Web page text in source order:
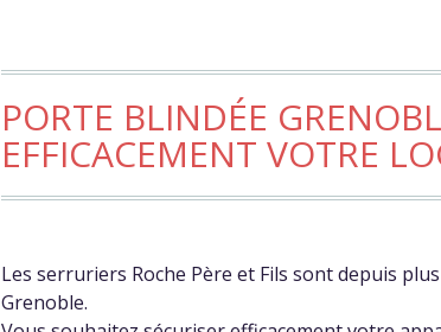
PORTE BLINDÉE
EFFICACEMENT VOTRE
Les serruriers Roche Père et Fils sont depuis
Grenoble.